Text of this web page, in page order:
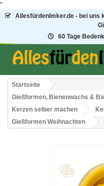
"
AllesfürdenImker.de - bei uns
60 Tage
Startseite
Gießformen, Bienenwachs &
Kerzen selber machen
Gießformen Weihnachten